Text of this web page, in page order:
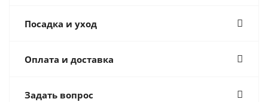
Посадка и уход
Оплата и доставка
Задать вопрос